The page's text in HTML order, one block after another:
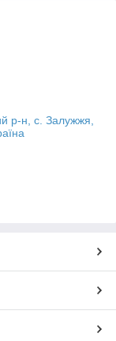
р-н, с. Залужжя,